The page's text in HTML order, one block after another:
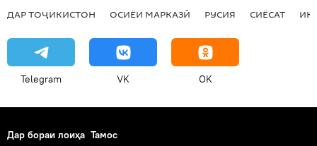
ДАР ТОҶИКИСТОН ОСИЁИ МАРКАЗӢ РУСИЯ СИЁСАТ
Telegram VK OK
Дар бораи лоиҳа Тамос